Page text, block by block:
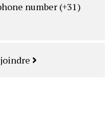
number (+31)